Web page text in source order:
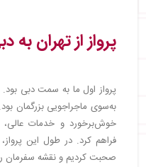
・ گشت آزاد و تصمیم
・
・بازدید از میدان
・
・
پایان سفر و بازگشت
پرواز از تهران به
پرواز اول ما به سمت دبی بود.
به‌سوی ماجراجویی بزرگمان
خوش‌برخورد و خدمات عالی،
فراهم کرد. در طول این
صحبت کردیم و نقشه سفرمان